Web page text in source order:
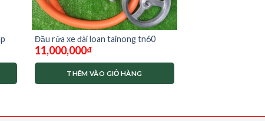
Đầu rửa xe đài loan tainong tn60
11,000,000₫
THÊM VÀO GIỎ HÀNG